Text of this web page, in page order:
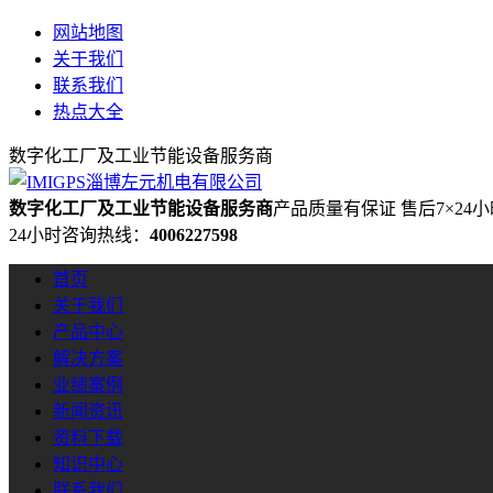
网站地图
关于我们
联系我们
热点大全
数字化工厂及工业节能设备服务商
数字化工厂及工业节能设备服务商产品质量有保证 售后7×24
24小时咨询热线： 4006227598
首页
关于我们
产品中心
解决方案
业绩案例
新闻资讯
资料下载
知识中心